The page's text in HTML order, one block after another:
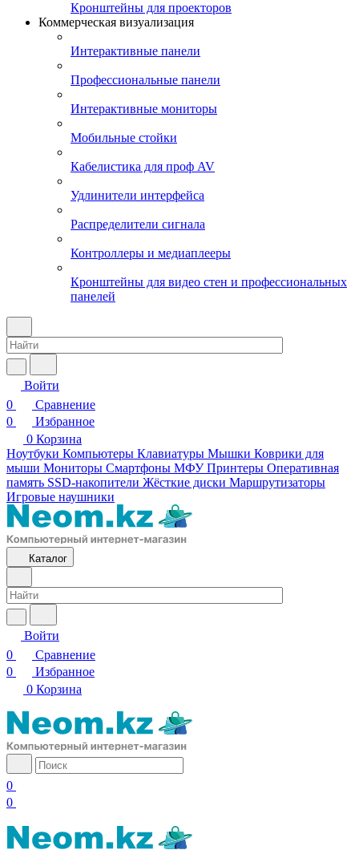
Кронштейны для проекторов
Коммерческая визуализация
Интерактивные панели
Профессиональные панели
Интерактивные мониторы
Мобильные стойки
Кабелистика для проф AV
Удлинители интерфейса
Распределители сигнала
Контроллеры и медиаплееры
Кронштейны для видео стен и профессиональных
панелей
Войти
0
Сравнение
0
Избранное
0 Корзина
Ноутбуки Компьютеры Клавиатуры Мышки Коврики для
мыши Мониторы Смартфоны МФУ Принтеры Оперативная
память SSD-накопители Жёсткие диски Маршрутизаторы
Игровые наушники
Каталог
Войти
0
Сравнение
0
Избранное
0 Корзина
0
0